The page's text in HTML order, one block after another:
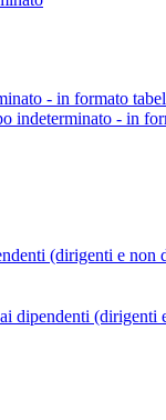
- in formato
indeterminato - in
(dirigenti e non
dipendenti (dirigenti